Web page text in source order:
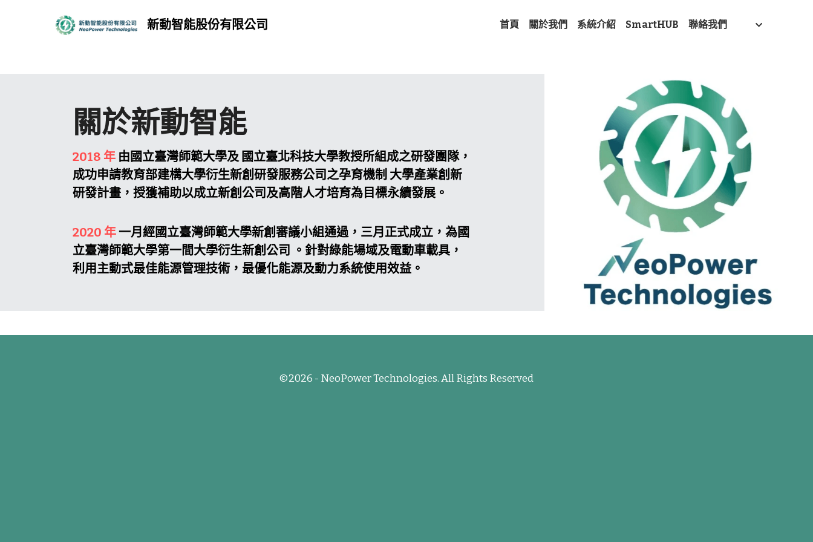
新動智能股份有限公司 首頁 關於我們 系統介紹 SmartHUB 聯絡我們
關於新動智能
2018 年 由國立臺灣師範大學及 國立臺北科技大學教授所組成之研發團隊，
成功申請教育部建構大學衍生新創研發服務公司之孕育機制 大學產業創新
研發計畫，授獲補助以成立新創公司及高階人才培育為目標永續發展。
2020 年 一月經國立臺灣師範大學新創審議小組通過，三月正式成立，為國
立臺灣師範大學第一間大學衍生新創公司 。針對綠能場域及電動車載具，
利用主動式最佳能源管理技術，最優化能源及動力系統使用效益。
©2026 - NeoPower Technologies. All Rights Reserved